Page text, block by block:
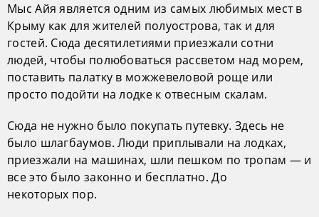
Мыс Айя является одним из самых любимых мест в
Крыму как для жителей полуострова, так и для
гостей. Сюда десятилетиями приезжали сотни
людей, чтобы полюбоваться рассветом над морем,
поставить палатку в можжевеловой роще или
просто подойти на лодке к отвесным скалам.
Сюда не нужно было покупать путевку. Здесь не
было шлагбаумов. Люди приплывали на лодках,
приезжали на машинах, шли пешком по тропам — и
все это было законно и бесплатно. До
некоторых пор.